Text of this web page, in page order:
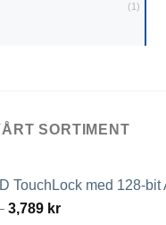
(1)
SORTIMENT
TouchLock med 128-bit
3,789 krPrisintervall: